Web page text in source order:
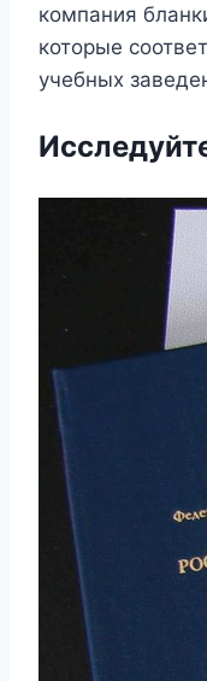
компания
которые
учебных